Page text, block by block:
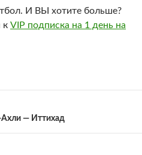
И ВЫ хотите больше?
к VIP подписка на 1 день на
Ахли — Иттихад